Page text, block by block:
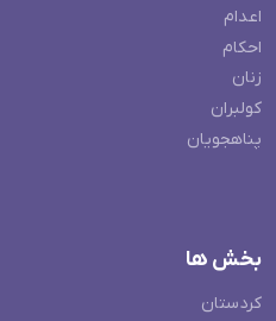
اعدام
احکام
زنان
کولبران
پناهجویان
بخش ها
کردستان